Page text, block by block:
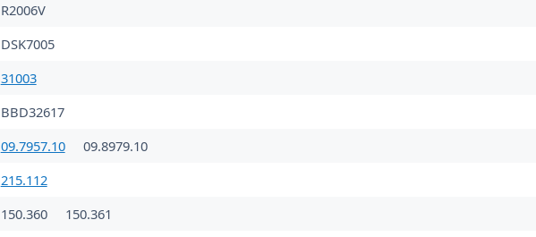
R2006V
DSK7005
31003
BBD32617
09.7957.10
09.8979.10
215.112
150.360
150.361